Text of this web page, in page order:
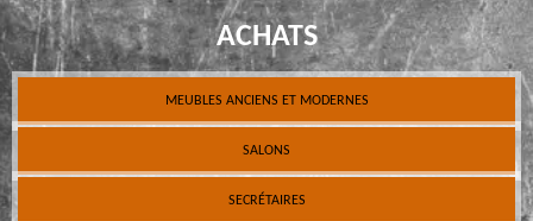
ACHATS
MEUBLES ANCIENS ET MODERNES
SALONS
SECRÉTAIRES